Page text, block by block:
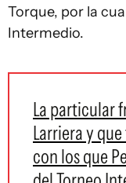
Torque, por la
Intermedio.
La particular
Larriera y
con los que